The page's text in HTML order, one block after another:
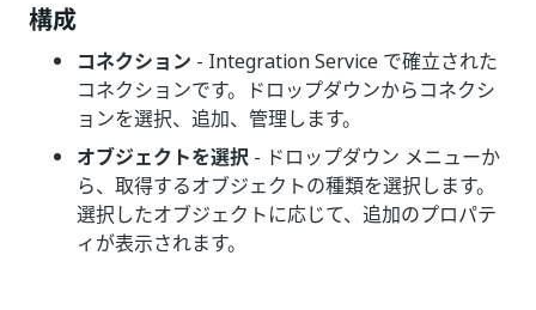
構成
コネクション - Integration Service で確立された
コネクションです。ドロップダウンからコネクシ
ョンを選択、追加、管理します。
オブジェクトを選択 - ドロップダウン メニューか
ら、取得するオブジェクトの種類を選択します。
選択したオブジェクトに応じて、追加のプロパテ
ィが表示されます。